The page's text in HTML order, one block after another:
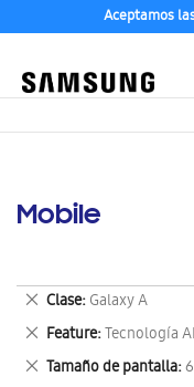
Aceptamos
Mobile
Clase Galaxy A
Eliminar
este
artículo
Feature Tecnología AI
Eliminar
este
artículo
Tamaño de pantalla
Eliminar